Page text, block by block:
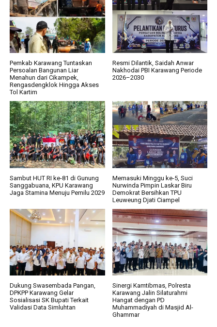
Pemkab Karawang Tuntaskan
Persoalan Bangunan Liar
Menahun dari Cikampek,
Rengasdengklok Hingga Akses
Tol Kartim
Resmi Dilantik, Saidah Anwar
Nakhodai PBI Karawang Periode
2026–2030
Sambut HUT RI ke-81 di Gunung
Sanggabuana, KPU Karawang
Jaga Stamina Menuju Pemilu 2029
Memasuki Minggu ke-5, Suci
Nurwinda Pimpin Laskar Biru
Demokrat Bersihkan TPU
Leuweung Djati Ciampel
Dukung Swasembada Pangan,
DPKPP Karawang Gelar
Sosialisasi SK Bupati Terkait
Validasi Data Simluhtan
Sinergi Kamtibmas, Polresta
Karawang Jalin Silaturahmi
Hangat dengan PD
Muhammadiyah di Masjid Al-
Ghammar